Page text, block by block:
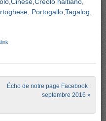
Cinese Creolo haitiano
Portogallo Tagalog
Écho de notre page Facebook :
septembre 2016 »